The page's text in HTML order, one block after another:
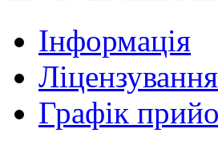
Інформація
Графік